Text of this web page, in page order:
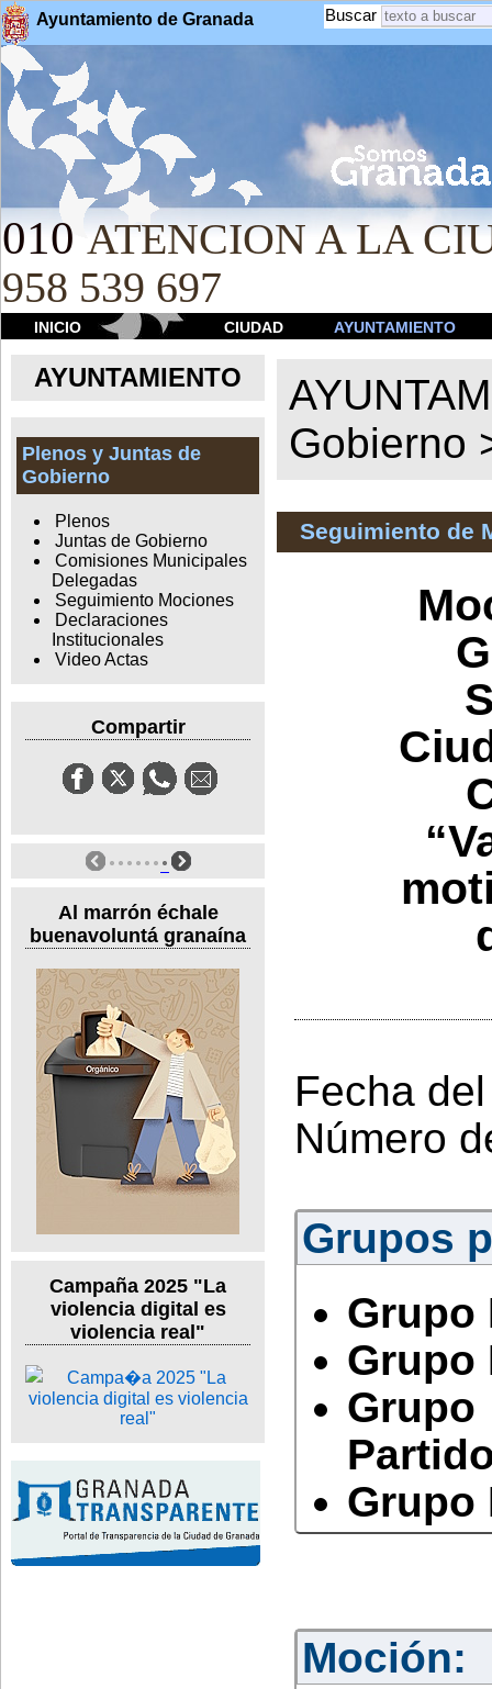
Ayuntamiento de Granada Buscar
010 ATENCION A LA
958 539 697
INICIO CIUDAD AYUNTAMIENTO
AYUNTAMIENTO
Plenos y Juntas de
Gobierno
Plenos
Juntas de Gobierno
Comisiones Municipales
Delegadas
Seguimiento Mociones
Declaraciones
Institucionales
Video Actas
Compartir
Al marrón échale
buenavoluntá granaína
Campaña 2025 "La
violencia digital es
violencia real"
Gobierno
Seguimiento de
Fecha
Número
Grupos
Grupo
Grupo
Grupo
Moción: